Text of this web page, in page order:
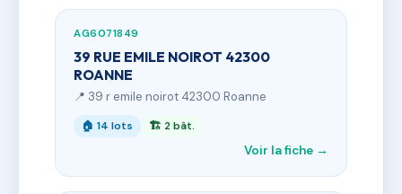
AG6071849
39 RUE EMILE NOIROT 42300
ROANNE
📍 39 r emile noirot 42300 Roanne
🏠 14 lots 🏗 2 bât.
Voir la fiche →